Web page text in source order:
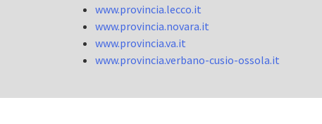
www.provincia.lecco.it
www.provincia.novara.it
www.provincia.va.it
www.provincia.verbano-cusio-ossola.it